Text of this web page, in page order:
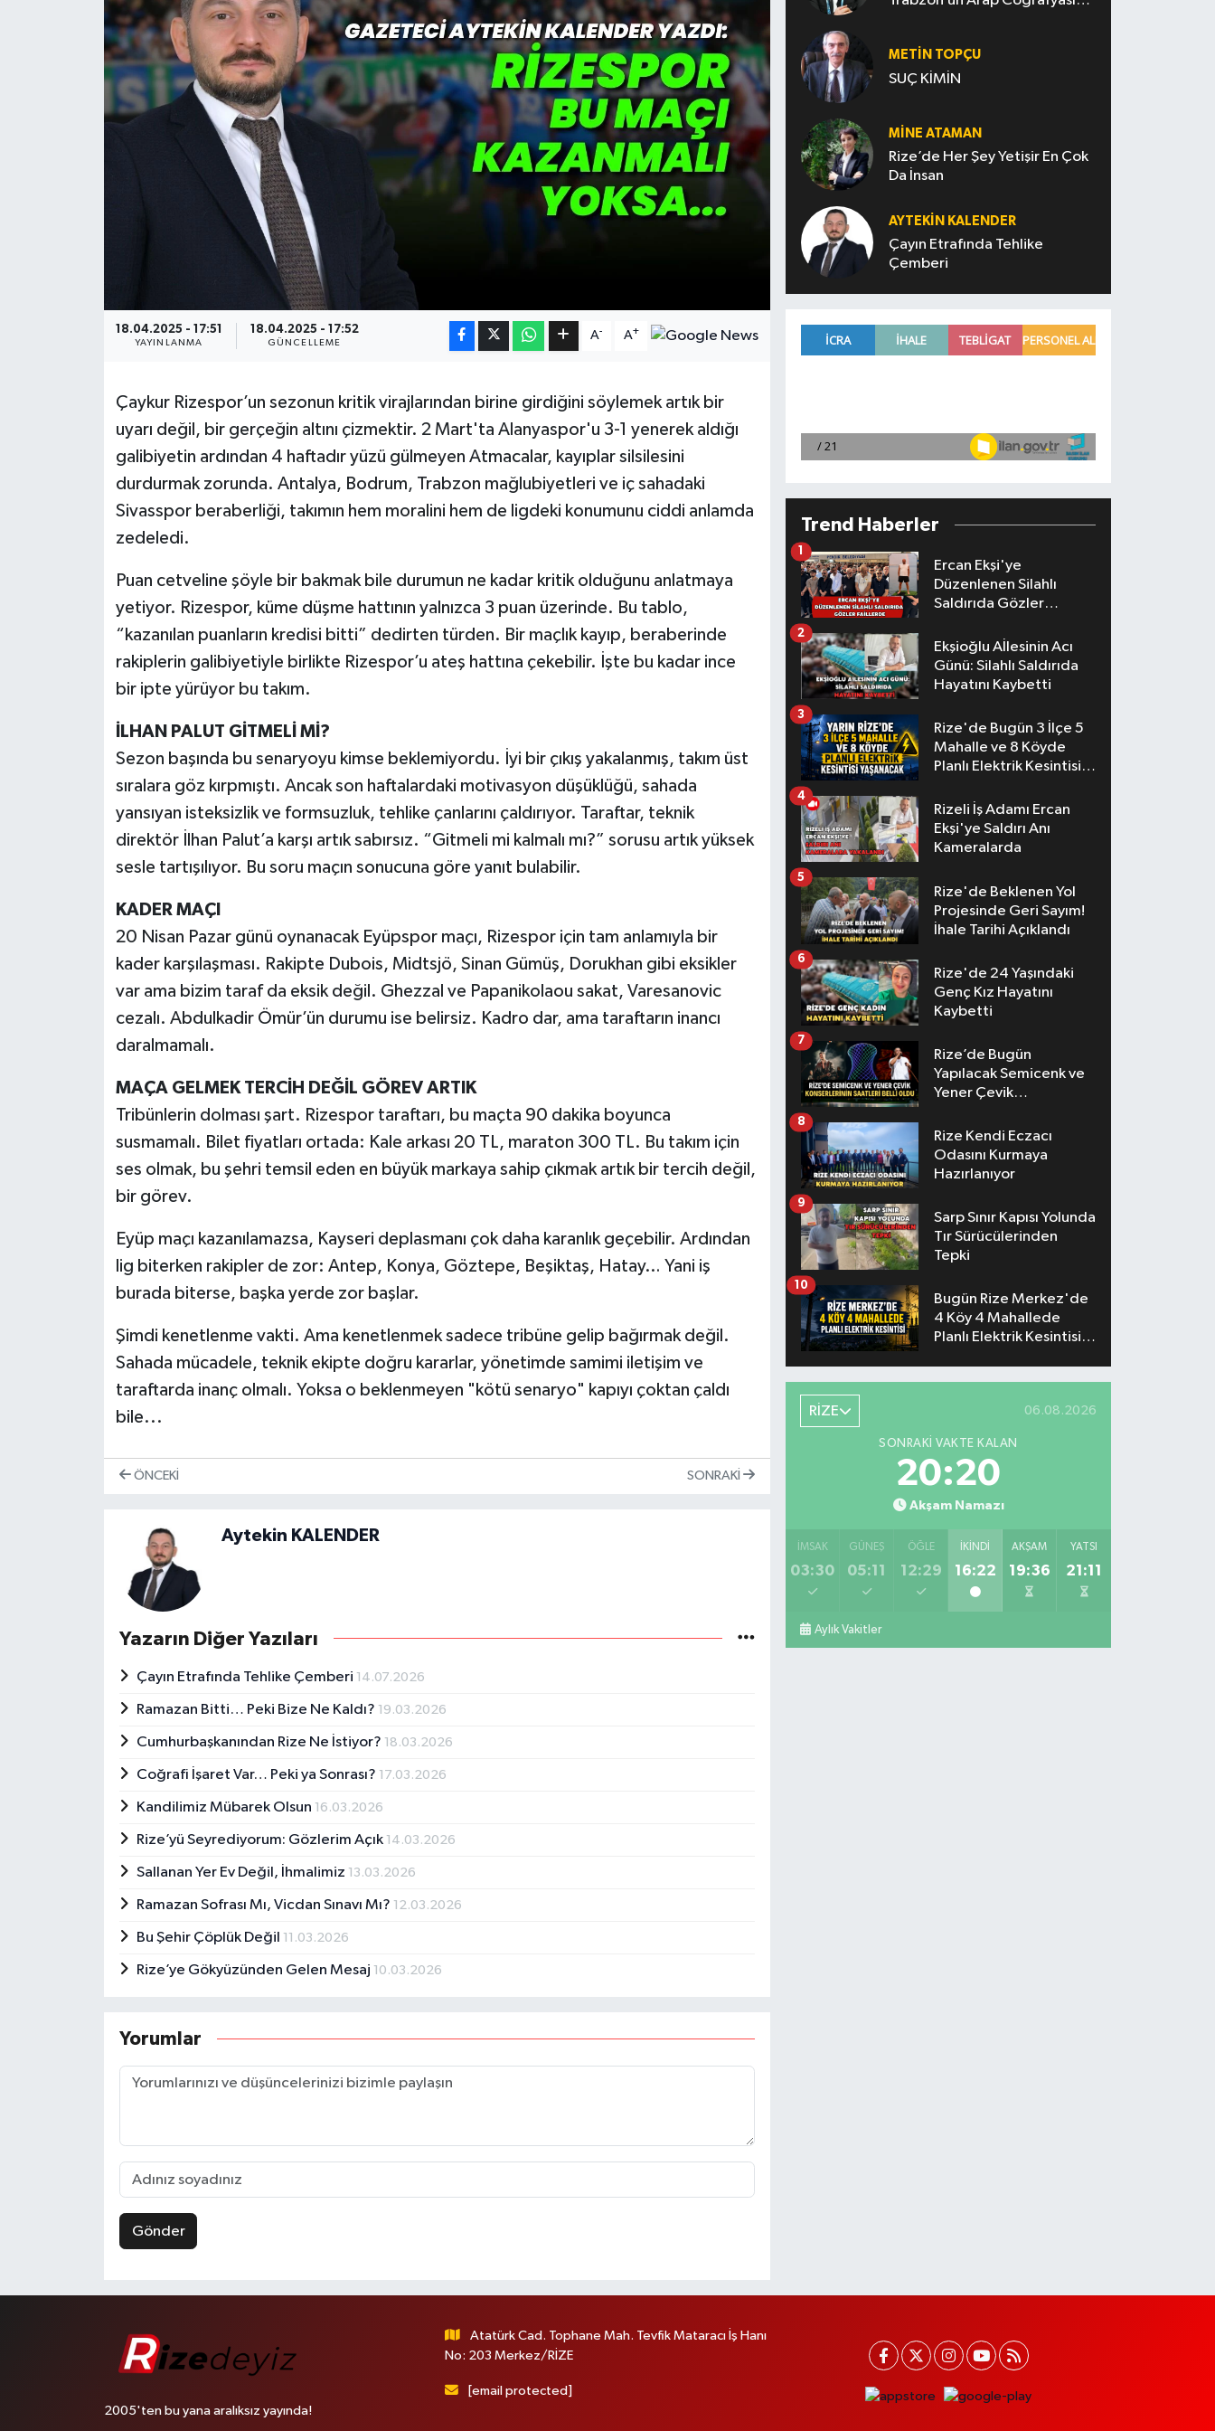
18.04.2025 - 17:51
YAYINLANMA
18.04.2025 - 17:52
GÜNCELLEME
A- A+
Çaykur Rizespor’un sezonun kritik virajlarından birine girdiğini söylemek artık bir
uyarı değil, bir gerçeğin altını çizmektir. 2 Mart'ta Alanyaspor'u 3-1 yenerek aldığı
galibiyetin ardından 4 haftadır yüzü gülmeyen Atmacalar, kayıplar silsilesini
durdurmak zorunda. Antalya, Bodrum, Trabzon mağlubiyetleri ve iç sahadaki
Sivasspor beraberliği, takımın hem moralini hem de ligdeki konumunu ciddi anlamda
zedeledi.
Puan cetveline şöyle bir bakmak bile durumun ne kadar kritik olduğunu anlatmaya
yetiyor. Rizespor, küme düşme hattının yalnızca 3 puan üzerinde. Bu tablo,
“kazanılan puanların kredisi bitti” dedirten türden. Bir maçlık kayıp, beraberinde
rakiplerin galibiyetiyle birlikte Rizespor’u ateş hattına çekebilir. İşte bu kadar ince
bir ipte yürüyor bu takım.
İLHAN PALUT GİTMELİ Mİ?
Sezon başında bu senaryoyu kimse beklemiyordu. İyi bir çıkış yakalanmış, takım üst
sıralara göz kırpmıştı. Ancak son haftalardaki motivasyon düşüklüğü, sahada
yansıyan isteksizlik ve formsuzluk, tehlike çanlarını çaldırıyor. Taraftar, teknik
direktör İlhan Palut’a karşı artık sabırsız. “Gitmeli mi kalmalı mı?” sorusu artık yüksek
sesle tartışılıyor. Bu soru maçın sonucuna göre yanıt bulabilir.
KADER MAÇI
20 Nisan Pazar günü oynanacak Eyüpspor maçı, Rizespor için tam anlamıyla bir
kader karşılaşması. Rakipte Dubois, Midtsjö, Sinan Gümüş, Dorukhan gibi eksikler
var ama bizim taraf da eksik değil. Ghezzal ve Papanikolaou sakat, Varesanovic
cezalı. Abdulkadir Ömür’ün durumu ise belirsiz. Kadro dar, ama taraftarın inancı
daralmamalı.
MAÇA GELMEK TERCİH DEĞİL GÖREV ARTIK
Tribünlerin dolması şart. Rizespor taraftarı, bu maçta 90 dakika boyunca
susmamalı. Bilet fiyatları ortada: Kale arkası 20 TL, maraton 300 TL. Bu takım için
ses olmak, bu şehri temsil eden en büyük markaya sahip çıkmak artık bir tercih değil,
bir görev.
Eyüp maçı kazanılamazsa, Kayseri deplasmanı çok daha karanlık geçebilir. Ardından
lig biterken rakipler de zor: Antep, Konya, Göztepe, Beşiktaş, Hatay… Yani iş
burada biterse, başka yerde zor başlar.
Şimdi kenetlenme vakti. Ama kenetlenmek sadece tribüne gelip bağırmak değil.
Sahada mücadele, teknik ekipte doğru kararlar, yönetimde samimi iletişim ve
taraftarda inanç olmalı. Yoksa o beklenmeyen "kötü senaryo" kapıyı çoktan çaldı
bile...
ÖNCEKI SONRAKI
Aytekin KALENDER
Yazarın Diğer Yazıları
Çayın Etrafında Tehlike Çemberi 14.07.2026
Ramazan Bitti… Peki Bize Ne Kaldı? 19.03.2026
Cumhurbaşkanından Rize Ne İstiyor? 18.03.2026
Coğrafi İşaret Var… Peki ya Sonrası? 17.03.2026
Kandilimiz Mübarek Olsun 16.03.2026
Rize’yü Seyrediyorum: Gözlerim Açık 14.03.2026
Sallanan Yer Ev Değil, İhmalimiz 13.03.2026
Ramazan Sofrası Mı, Vicdan Sınavı Mı? 12.03.2026
Bu Şehir Çöplük Değil 11.03.2026
Rize’ye Gökyüzünden Gelen Mesaj 10.03.2026
Yorumlar
Gönder
METIN TOPÇU
SUÇ KİMİN
MINE ATAMAN
Rize’de Her Şey Yetişir En Çok
Da İnsan
AYTEKIN KALENDER
Çayın Etrafında Tehlike
Çemberi
Trend Haberler
Ercan Ekşi'ye
Düzenlenen Silahlı
Saldırıda Gözler
1
Ekşioğlu Aİlesinin Acı
Günü: Silahlı Saldırıda
Hayatını Kaybetti
2
Rize'de Bugün 3 İlçe 5
Mahalle ve 8 Köyde
Planlı Elektrik Kesintisi
3
Rizeli İş Adamı Ercan
Ekşi'ye Saldırı Anı
Kameralarda
4
Rize'de Beklenen Yol
Projesinde Geri Sayım!
İhale Tarihi Açıklandı
5
Rize'de 24 Yaşındaki
Genç Kız Hayatını
Kaybetti
6
Rize’de Bugün
Yapılacak Semicenk ve
Yener Çevik
Belli Oldu
7
Rize Kendi Eczacı
Odasını Kurmaya
Hazırlanıyor
8
Sarp Sınır Kapısı Yolunda
Tır Sürücülerinden
Tepki
9
Bugün Rize Merkez'de
4 Köy 4 Mahallede
Planlı Elektrik Kesintisi
10
RİZE 06.08.2026
SONRAKI VAKTE KALAN
20:19
Akşam Namazı
İMSAK
03:30
GÜNEŞ
05:11
ÖĞLE
12:29
İKINDI
16:22
AKŞAM
19:36
YATSI
21:11
Aylık Vakitler
2005'ten bu yana aralıksız yayında!
Atatürk Cad. Tophane Mah. Tevfik Mataracı İş Hanı
No: 203 Merkez/RİZE
[email protected]